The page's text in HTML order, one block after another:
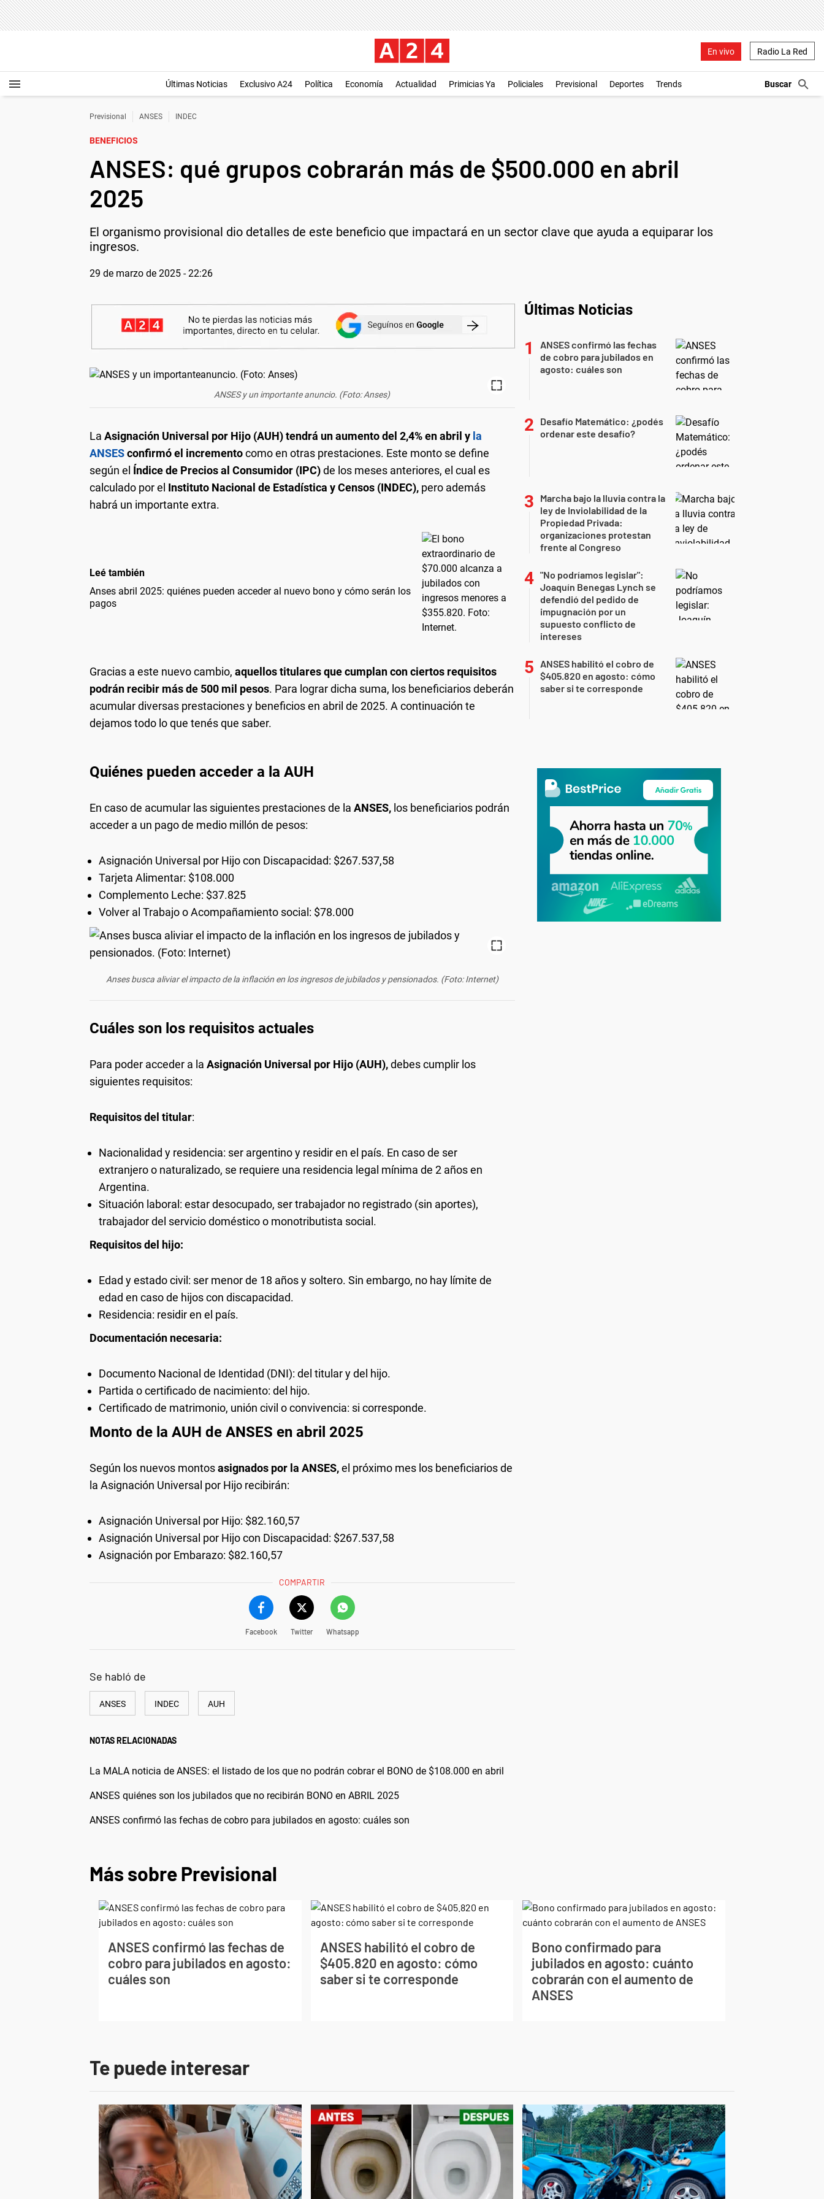
En vivo Radio La Red
Últimas Noticias Exclusivo A24 Política Economía Actualidad Primicias Ya Policiales Previsional Deportes Trends
Previsional ANSES INDEC
BENEFICIOS
ANSES: qué grupos cobrarán más de $500.000 en abril
2025
El organismo provisional dio detalles de este beneficio que impactará en un sector clave que ayuda a equiparar los
ingresos.
29 de marzo de 2025 - 22:26
ANSES y un importante anuncio. (Foto: Anses)
La Asignación Universal por Hijo (AUH) tendrá un aumento del 2,4% en abril y la
ANSESconfirmó el incrementocomo en otras prestaciones. Este monto se define
según el Índice de Precios al Consumidor (IPC)de los meses anteriores, el cual es
calculado por el Instituto Nacional de Estadística y Censos (INDEC), pero además
habrá un importante extra.
Leé también
Anses abril 2025: quiénes pueden acceder al nuevo bono y cómo serán los
pagos
Gracias a este nuevo cambio, aquellos titulares que cumplan con ciertos requisitos
podrán recibir más de 500 mil pesos. Para lograr dicha suma, los beneficiarios deberán
acumular diversas prestaciones y beneficios en abril de 2025. A continuación te
dejamos todo lo que tenés que saber.
Quiénes pueden acceder a la AUH
En caso de acumular las siguientes prestaciones de la ANSES, los beneficiarios podrán
acceder a un pago de medio millón de pesos:
Asignación Universal por Hijo con Discapacidad: $267.537,58
Tarjeta Alimentar: $108.000
Complemento Leche: $37.825
Volver al Trabajo o Acompañamiento social: $78.000
Anses busca aliviar el impacto de la inflación en los ingresos de jubilados y pensionados. (Foto: Internet)
Cuáles son los requisitos actuales
Para poder acceder a la Asignación Universal por Hijo (AUH),debes cumplir los
siguientes requisitos:
Requisitos del titular:
Nacionalidad y residencia: ser argentino y residir en el país. En caso de ser
extranjero o naturalizado, se requiere una residencia legal mínima de 2 años en
Argentina.
Situación laboral: estar desocupado, ser trabajador no registrado (sin aportes),
trabajador del servicio doméstico o monotributista social.
Requisitos del hijo:
Edad y estado civil: ser menor de 18 años y soltero. Sin embargo, no hay límite de
edad en caso de hijos con discapacidad.
Residencia: residir en el país.
Documentación necesaria:
Documento Nacional de Identidad (DNI): del titular y del hijo.
Partida o certificado de nacimiento: del hijo.
Certificado de matrimonio, unión civil o convivencia: si corresponde.
Monto de la AUH de ANSES en abril 2025
Según los nuevos montosasignados por la ANSES,el próximo mes los beneficiarios de
la Asignación Universal por Hijo recibirán:
Asignación Universal por Hijo: $82.160,57
Asignación Universal por Hijo con Discapacidad: $267.537,58
Asignación por Embarazo: $82.160,57
COMPARTIR
Facebook Twitter Whatsapp
Se habló de
ANSES INDEC AUH
NOTAS RELACIONADAS
La MALA noticia de ANSES: el listado de los que no podrán cobrar el BONO de $108.000 en abril
ANSES quiénes son los jubilados que no recibirán BONO en ABRIL 2025
ANSES confirmó las fechas de cobro para jubilados en agosto: cuáles son
Últimas Noticias
ANSES confirmó las fechas
de cobro para jubilados en
agosto: cuáles son
Desafío Matemático: ¿podés
ordenar este desafío?
Marcha bajo la lluvia contra la
ley de Inviolabilidad de la
Propiedad Privada:
organizaciones protestan
frente al Congreso
"No podríamos legislar":
Joaquín Benegas Lynch se
defendió del pedido de
impugnación por un
supuesto conflicto de
intereses
ANSES habilitó el cobro de
$405.820 en agosto: cómo
saber si te corresponde
Más sobre Previsional
ANSES confirmó las fechas de
cobro para jubilados en agosto:
cuáles son
ANSES habilitó el cobro de
$405.820 en agosto: cómo
saber si te corresponde
Bono confirmado para
jubilados en agosto: cuánto
cobrarán con el aumento de
ANSES
Te puede interesar